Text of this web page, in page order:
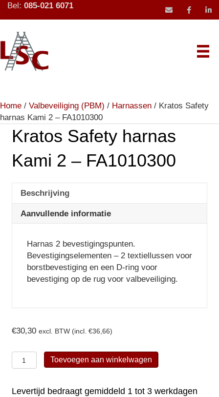
Bel: 085-021 6071
mail icoon
Home / Valbeveiliging (PBM) / Harnassen / Kratos Safety
harnas Kami 2 – FA1010300
Kratos Safety harnas
Kami 2 – FA1010300
Beschrijving
Aanvullende informatie
Harnas 2 bevestigingspunten.
Bevestigingselementen – 2 textiellussen voor
borstbevestiging en een D-ring voor
bevestiging op de rug voor valbeveiliging.
€30,30 excl. BTW (incl. €36,66)
Kratos
Safety
Kami
Toevoegen aan winkelwagen
Levertijd bedraagt gemiddeld 1 tot 3 werkdagen